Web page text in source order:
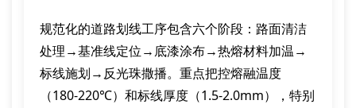
规范化的道路划线工序包含六个阶段：路面清洁
处理→基准线定位→底漆涂布→热熔材料加温→
标线施划→反光珠撒播。重点把控熔融温度
（180-220℃）和标线厚度（1.5-2.0mm），特别